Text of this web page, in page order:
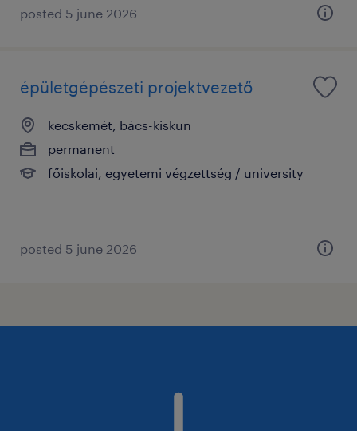
posted 5 june 2026
épületgépészeti projektvezető
kecskemét, bács-kiskun
permanent
főiskolai, egyetemi végzettség / university
posted 5 june 2026